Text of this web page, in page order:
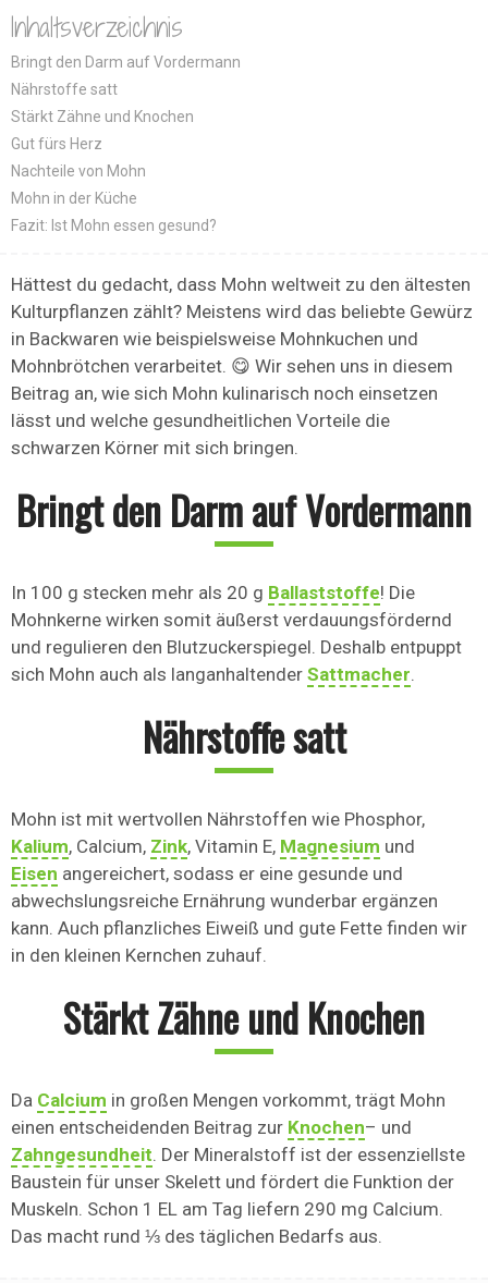
Inhaltsverzeichnis
Bringt den Darm auf Vordermann
Nährstoffe satt
Stärkt Zähne und Knochen
Gut fürs Herz
Nachteile von Mohn
Mohn in der Küche
Fazit: Ist Mohn essen gesund?
Hättest du gedacht, dass Mohn weltweit zu den ältesten
Kulturpflanzen zählt? Meistens wird das beliebte Gewürz
in Backwaren wie beispielsweise Mohnkuchen und
Mohnbrötchen verarbeitet. 😋 Wir sehen uns in diesem
Beitrag an, wie sich Mohn kulinarisch noch einsetzen
lässt und welche gesundheitlichen Vorteile die
schwarzen Körner mit sich bringen.
Bringt den Darm auf Vordermann
In 100 g stecken mehr als 20 g Ballaststoffe! Die
Mohnkerne wirken somit äußerst verdauungsfördernd
und regulieren den Blutzuckerspiegel. Deshalb entpuppt
sich Mohn auch als langanhaltender Sattmacher.
Nährstoffe satt
Mohn ist mit wertvollen Nährstoffen wie Phosphor,
Kalium, Calcium, Zink, Vitamin E, Magnesium und
Eisen angereichert, sodass er eine gesunde und
abwechslungsreiche Ernährung wunderbar ergänzen
kann. Auch pflanzliches Eiweiß und gute Fette finden wir
in den kleinen Kernchen zuhauf.
Stärkt Zähne und Knochen
Da Calcium in großen Mengen vorkommt, trägt Mohn
einen entscheidenden Beitrag zur Knochen– und
Zahngesundheit. Der Mineralstoff ist der essenziellste
Baustein für unser Skelett und fördert die Funktion der
Muskeln. Schon 1 EL am Tag liefern 290 mg Calcium.
Das macht rund ⅓ des täglichen Bedarfs aus.